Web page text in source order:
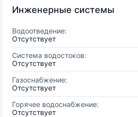
Инженерные системы
Водоотведение:
Отсутствует
Система водостоков:
Отсутствует
Газоснабжение:
Отсутствует
Горячее водоснабжение:
Отсутствует